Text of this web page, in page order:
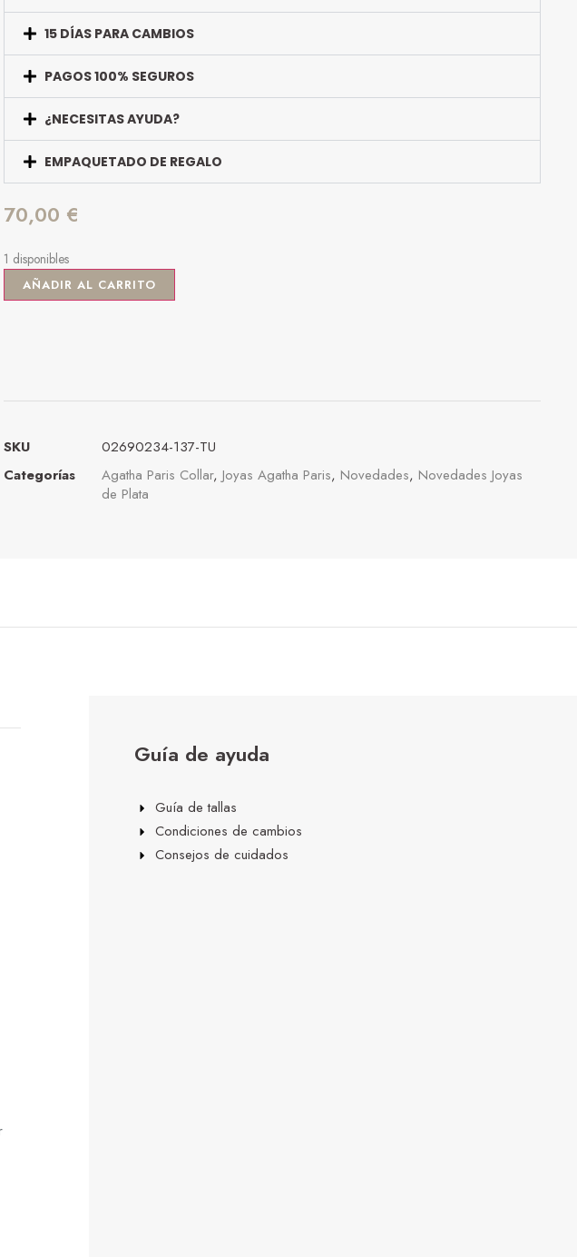
15 DÍAS PARA CAMBIOS
PAGOS 100% SEGUROS
¿NECESITAS AYUDA?
EMPAQUETADO DE REGALO
70,00 €
1 disponibles
AÑADIR AL CARRITO
SKU
02690234-137-TU
Categorías
Agatha Paris Collar, Joyas Agatha Paris, Novedades, Novedades Joyas
de Plata
Guía de ayuda
Guía de tallas
Condiciones de cambios
Consejos de cuidados